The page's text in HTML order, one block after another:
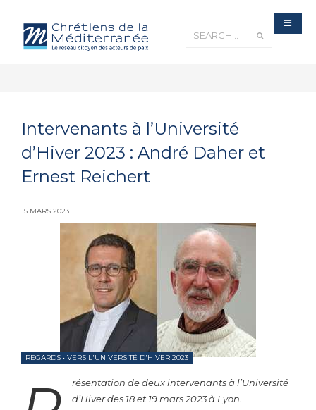
Intervenants à l’Université
d’Hiver 2023 : André Daher et
Ernest Reichert
15 MARS 2023
REGARDS • VERS L'UNIVERSITÉ D'HIVER 2023
résentation de deux intervenants à l’Université
d’Hiver des 18 et 19 mars 2023 à Lyon.